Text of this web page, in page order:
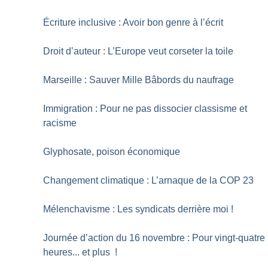
Écriture inclusive : Avoir bon genre à l’écrit
Droit d’auteur : L’Europe veut corseter la toile
Marseille : Sauver Mille Bâbords du naufrage
Immigration : Pour ne pas dissocier classisme et
racisme
Glyphosate, poison économique
Changement climatique : L’arnaque de la COP 23
Mélenchavisme : Les syndicats derrière moi !
Journée d’action du 16 novembre : Pour vingt-quatre
heures... et plus !